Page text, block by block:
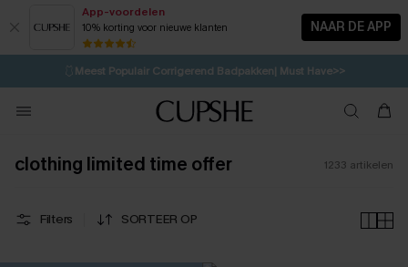
App-voordelen
10% korting voor nieuwe klanten NAAR DE APP
⚡️LAATSTE KANS | Tot 50% korting>>
Meest Populair Corrigerend Badpakken| Must Have>>
💌Abonneer je & ontvang tot 15% korting>>
Koop 3, krijg 15% korting | CODE: SW15
clothing limited time offer 1233 artikelen
Filters SORTEER OP